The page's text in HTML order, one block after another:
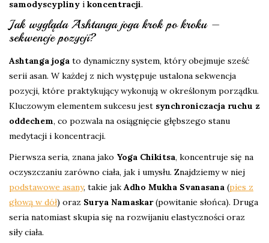
samodyscypliny i koncentracji.
Jak wygląda Ashtanga joga krok po kroku –
sekwencje pozycji?
Ashtanga joga to dynamiczny system, który obejmuje sześć
serii asan. W każdej z nich występuje ustalona sekwencja
pozycji, które praktykujący wykonują w określonym porządku.
Kluczowym elementem sukcesu jest synchroniczacja ruchu z
oddechem, co pozwala na osiągnięcie głębszego stanu
medytacji i koncentracji.
Pierwsza seria, znana jako Yoga Chikitsa, koncentruje się na
oczyszczaniu zarówno ciała, jak i umysłu. Znajdziemy w niej
podstawowe asany, takie jak Adho Mukha Svanasana (pies z
głową w dół) oraz Surya Namaskar(powitanie słońca). Druga
seria natomiast skupia się na rozwijaniu elastyczności oraz
siły ciała.